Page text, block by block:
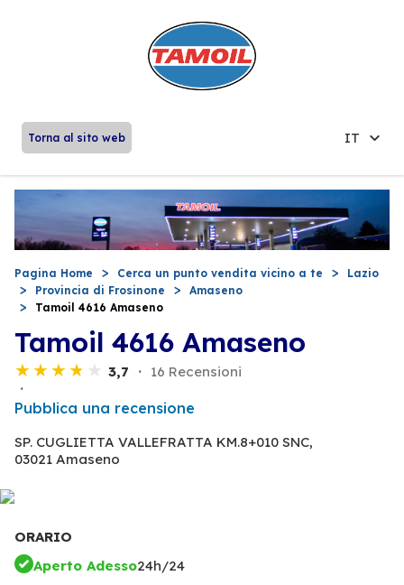
Torna al sito web IT
Pagina Home Cerca un punto vendita vicino a te
Lazio
Provincia di Frosinone
Amaseno
Tamoil 4616 Amaseno
Tamoil 4616 Amaseno
3,7 16 Recensioni
Pubblica una recensione
SP. CUGLIETTA VALLEFRATTA KM.8+010 SNC,
03021 Amaseno
ORARIO
Aperto Adesso24h/24